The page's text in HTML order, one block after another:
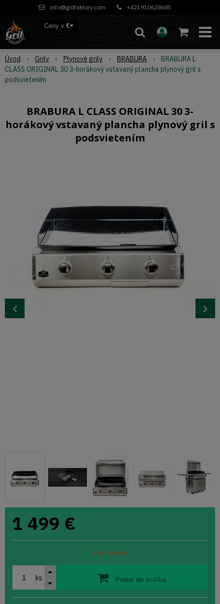
info@grilfaktory.com +421910628685
Ceny v €
Úvod Grily Plynové grily BRABURA
BRABURA L
CLASS ORIGINAL 30 3-horákový vstavaný plancha plynový gril s
podsvietením
BRABURA L CLASS ORIGINAL 30 3-
horákový vstavaný plancha plynový gril s
podsvietením
1 499 €
2 až 3 týždne
ks Pridať do košíka